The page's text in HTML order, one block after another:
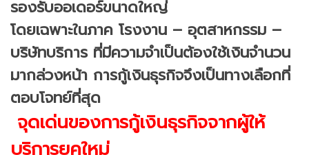
รองรับออเดอร์ขนาดใหญ่
โดยเฉพาะในภาค โรงงาน – อุตสาหกรรม –
บริษัทบริการ ที่มีความจำเป็นต้องใช้เงินจำนวน
มากล่วงหน้า การกู้เงินธุรกิจจึงเป็นทางเลือกที่
ตอบโจทย์ที่สุด
จุดเด่นของการกู้เงินธุรกิจจากผู้ให้
บริการยุคใหม่